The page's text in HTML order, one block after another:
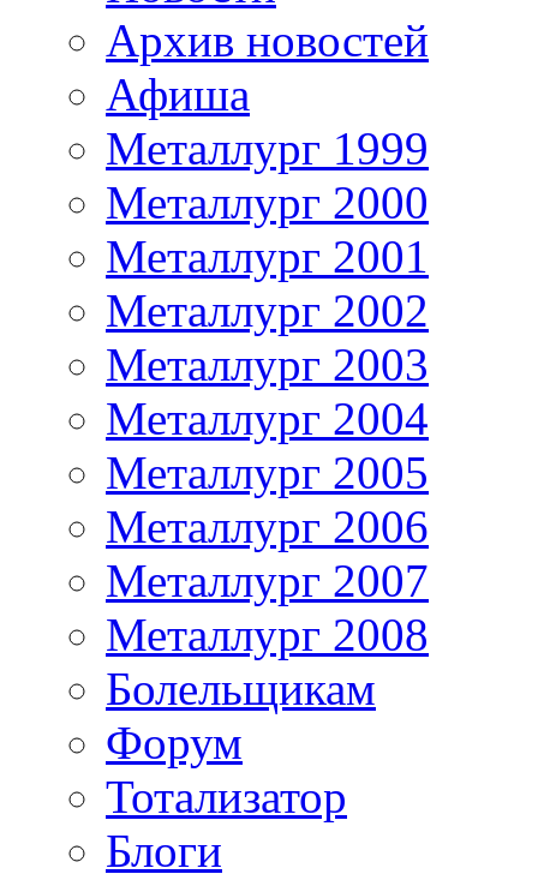
Архив новостей
Афиша
Металлург 1999
Металлург 2000
Металлург 2001
Металлург 2002
Металлург 2003
Металлург 2004
Металлург 2005
Металлург 2006
Металлург 2007
Металлург 2008
Болельщикам
Форум
Тотализатор
Блоги